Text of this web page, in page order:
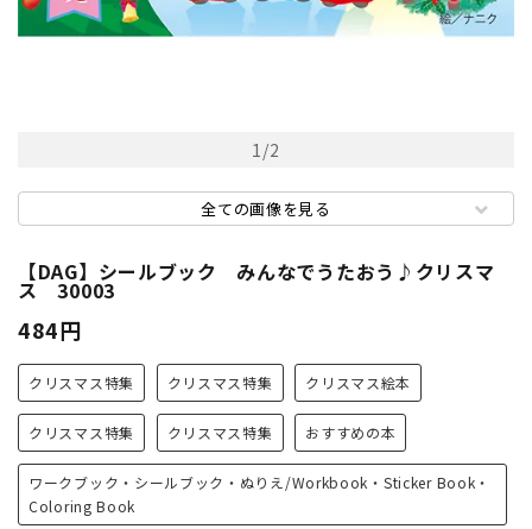
1/2
全ての画像を見る
【DAG】シールブック みんなでうたおう♪クリスマ
ス 30003
484円
クリスマス特集 クリスマス特集 クリスマス絵本
クリスマス特集 クリスマス特集 おすすめの本
ワークブック・シールブック・ぬりえ/Workbook・Sticker Book・
Coloring Book